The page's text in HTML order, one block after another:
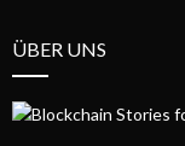
ÜBER UNS